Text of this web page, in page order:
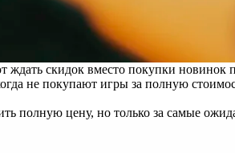
ждать скидок вместо покупки новинок
не покупают игры за полную
полную цену, но только за самые